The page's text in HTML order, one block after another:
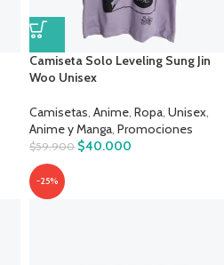
Camiseta Solo Leveling Sung Jin
Woo Unisex
Camisetas, Anime, Ropa, Unisex,
Anime y Manga, Promociones
$59.900 $40.000
-25%